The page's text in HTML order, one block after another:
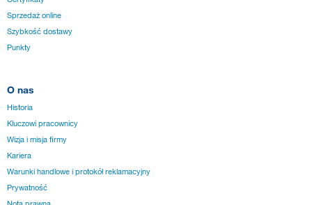
Sprzedaż online
Szybkość dostawy
Punkty
O nas
Historia
Kluczowi pracownicy
Wizja i misja firmy
Kariera
Warunki handlowe i protokół reklamacyjny
Prywatność